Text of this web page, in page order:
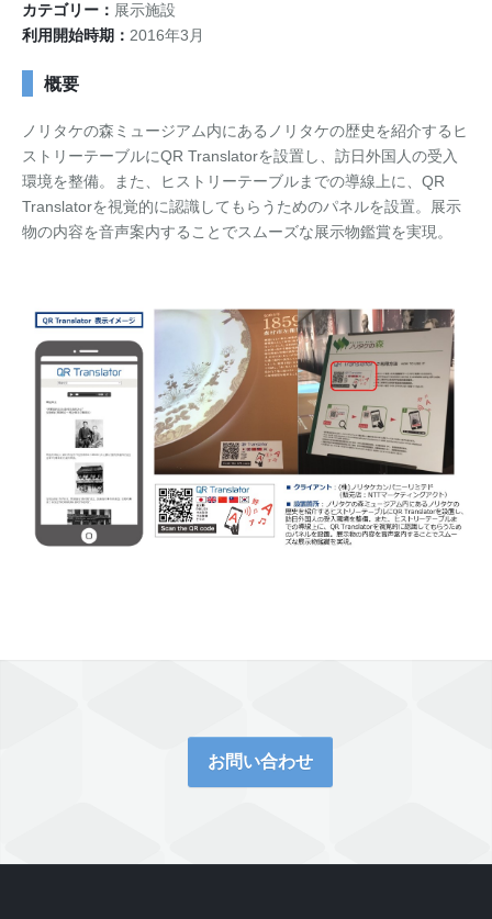
ブログ
Q&A
English
カテゴリー： 展示施設
利用開始時期： 2016年3月
概要
ノリタケの森ミュージアム内にあるノリタケの歴史を紹介するヒ
ストリーテーブルにQR Translatorを設置し、訪日外国人の受入
環境を整備。また、ヒストリーテーブルまでの導線上に、QR
Translatorを視覚的に認識してもらうためのパネルを設置。展示
物の内容を音声案内することでスムーズな展示物鑑賞を実現。
お問い合わせ